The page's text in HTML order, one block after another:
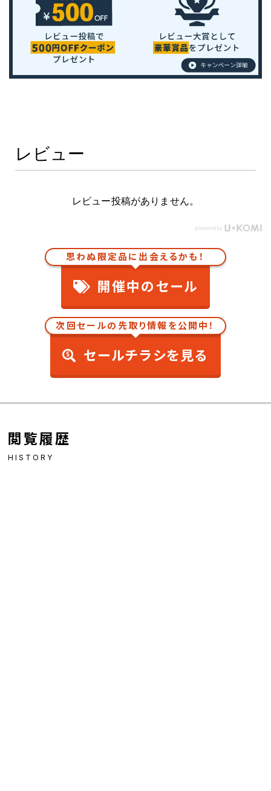
レビュー
レビュー投稿がありません。
思わぬ限定品に出会えるかも！
開催中のセール
次回セールの先取り情報を公開中！
セールチラシを見る
閲覧履歴
HISTORY